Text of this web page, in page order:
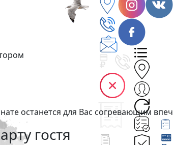
останется для Вас согревающим
гостя